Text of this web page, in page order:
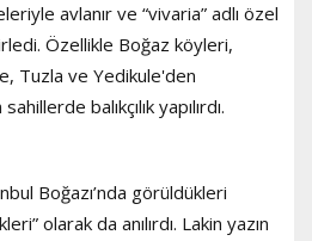
avlanır ve “vivaria” adlı özel
Özellikle Boğaz köyleri,
Tuzla ve Yedikule'den
balıkçılık yapılırdı.
Boğazı’nda görüldükleri
olarak da anılırdı. Lakin yazın